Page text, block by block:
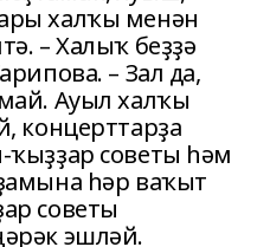
халҡы менән
– Халыҡ беҙҙә
– Зал да,
Ауыл халҡы
концерттарҙа
советы һәм
һәр ваҡыт
советы
эшләй.